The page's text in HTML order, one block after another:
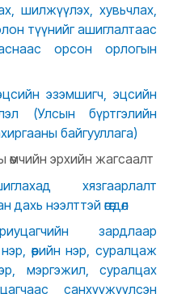
шилжүүлэх, хувьчлах,
түүнийг ашиглалтаас
орсон орлогын
эзэмшигч, эцсийн
(Улсын бүртгэлийн
байгууллага)
эрхийн жагсаалт
хязгаарлалт
нээлттэй өгөгдөл
зардлаар
өөрийн нэр, суралцаж
мэргэжил, суралцах
санхүүжүүлсэн